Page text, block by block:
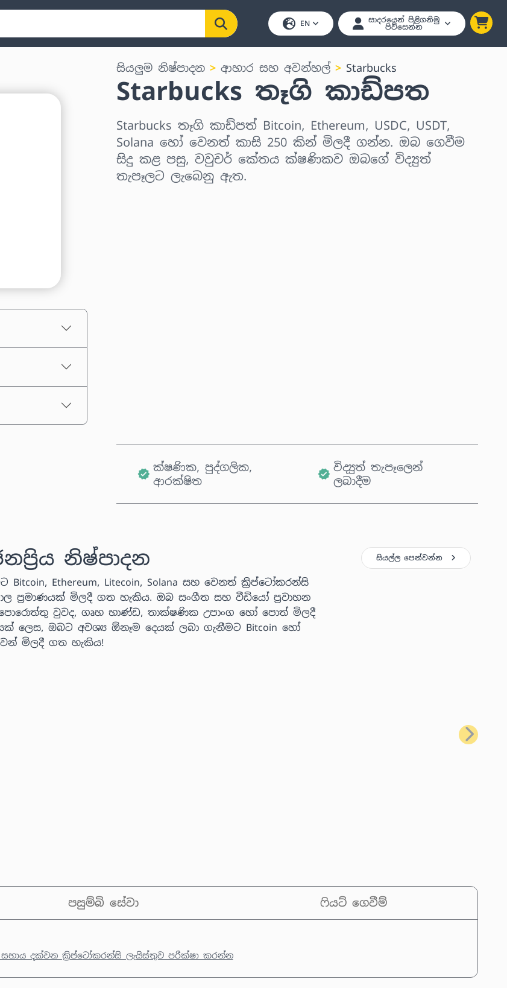
EN සාදරයෙන් පිළිගනිමු
පිවිසෙන්න
සියලුම නිෂ්පාදන ආහාර සහ අවන්හල් Starbucks
Starbucks තෑගි කාඩ්පත
Starbucks තෑගි කාඩ්පත් Bitcoin, Ethereum, USDC, USDT,
Solana හෝ වෙනත් කාසි 250 කින් මිලදී ගන්න. ඔබ ගෙවීම
සිදු කළ පසු, වවුචර් කේතය ක්ෂණිකව ඔබගේ විද්‍යුත්
තැපෑලට ලැබෙනු ඇත.
ක්ෂණික, පුද්ගලික,
ආරක්ෂිත
විද්‍යුත් තැපෑලෙන්
ලබාදීම
නිෂ්පාදන
Ethereum, Litecoin, Solana සහ වෙනත් ක්‍රිප්ටෝකරන්සි
ප්‍රමාණයක් මිලදී ගත හැකිය. ඔබ සංගීත සහ වීඩියෝ ප්‍රවාහන
වුවද, ගෘහ භාණ්ඩ, තාක්ෂණික උපාංග හෝ පොත් මිලදී
ලෙස, ඔබට අවශ්‍ය ඕනෑම දෙයක් ලබා ගැනීමට Bitcoin හෝ
මිලදී ගත හැකිය!
සියල්ල පෙන්වන්න
ඊළඟ
පසුම්බි සේවා ෆියට් ගෙවීම්
දක්වන ක්‍රිප්ටෝකරන්සි ලැයිස්තුව පරීක්ෂා කරන්න